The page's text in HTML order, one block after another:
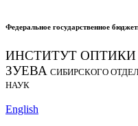
Федеральное государственное
ИНСТИТУТ
ЗУЕВА СИБИРСКОГО
НАУК
English